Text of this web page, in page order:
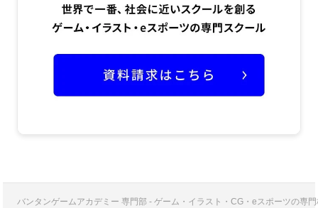
バンタンゲームアカデミー 専門部 - ゲーム・イラスト・CG・eスポーツの専